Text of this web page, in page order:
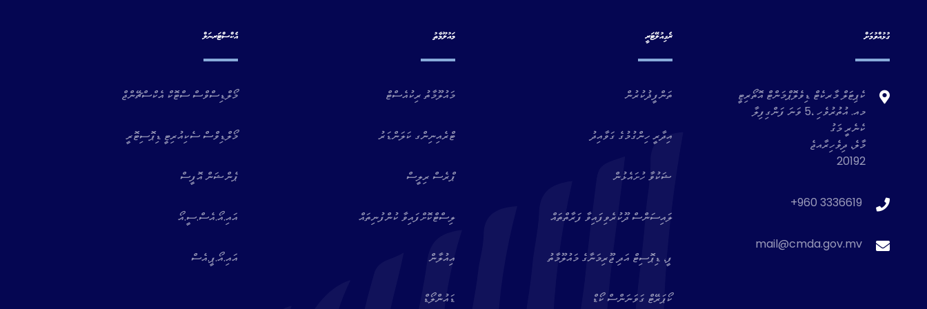
ގުޅުއްވުމަށް
ކެޕިޓަލް މާރކެޓް ޑިވެލޮޕްމަންޓް އޮތޯރިޓީ
މއ. އުތުރުވެހި ،5 ވަނަ ފަންގިފިލާ
ކެނެރީ މަގު
މާލެ، ދިވެހިރާއޖެ
20192
+960 3336619
mail@cmda.gov.mv
ރެގިއުލޭޓަރީ
ތަންފީޛުކުރުން
އިދާރީ ހިންގުމުގެ ގަވާއިދު
ޝަކުވާ ހުށައެޅުން
ލައިސަންސް ދޫކުރެވިފައިވާ ފަރާތްތައް
ފީ، ޑިޕޮސިޓް އަދި ޖޫރިމަނާގެ މައުލޫމާތު
ކޯޕަރޭޓް ގަވަނަންސް ކޯޑް
މައުލޫމާތު
މައުލޫމާތު ރިކުއެސްޓް
ޓްރެއިނިންގ ކަލަންޑަރު
ޕްރެސް ރިލީސް
ލިސްޓްކޮށްފައިވާ ކުންފުނިތައް
އިއުލާން
ޑައުންލޯޑް
އެކްސްޓަރނަލް
މޯލްޑިސްވްސް ސްޓޮކް އެކްސްޗޭންޖް
މޯލްޑިވްސް ސެކިއުރިޓީ ޑިޕޮސިޓޮރީ
ޕެންޝަން އޮފީސް
އައި.އޯ.އެސް.ސީ.އޯ
އައި.އޯ.ޕީ.އެސް